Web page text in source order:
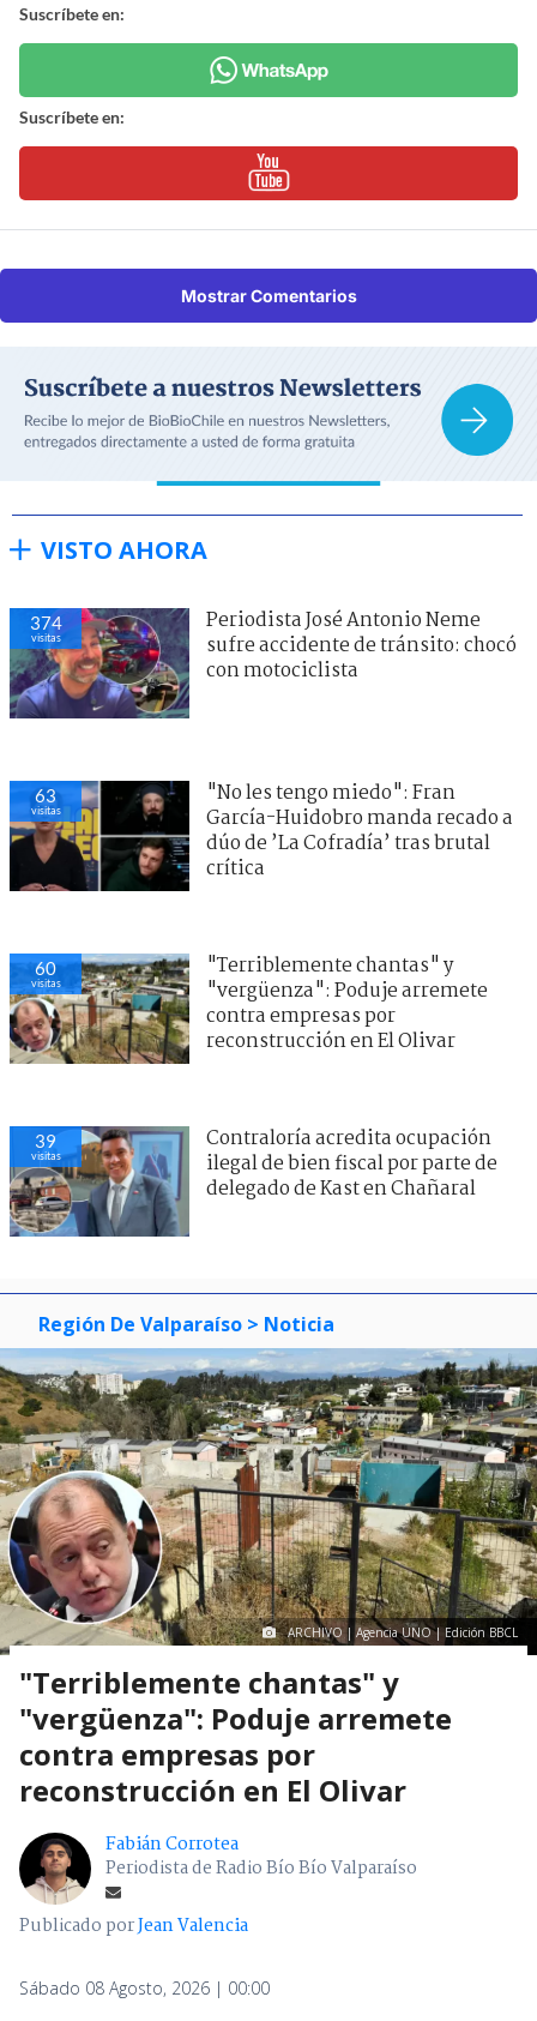
Suscríbete en:
Suscríbete en:
Mostrar Comentarios
VISTO AHORA
374
visitas
Periodista José Antonio Neme
sufre accidente de tránsito: chocó
con motociclista
63
visitas
"No les tengo miedo": Fran
García-Huidobro manda recado a
dúo de ’La Cofradía’ tras brutal
crítica
60
visitas
"Terriblemente chantas" y
"vergüenza": Poduje arremete
contra empresas por
reconstrucción en El Olivar
39
visitas
Contraloría acredita ocupación
ilegal de bien fiscal por parte de
delegado de Kast en Chañaral
Región De Valparaíso > Noticia
ARCHIVO | Agencia UNO | Edición BBCL
"Terriblemente chantas" y
"vergüenza": Poduje arremete
contra empresas por
reconstrucción en El Olivar
Fabián Corrotea
Periodista de Radio Bío Bío Valparaíso
Publicado porJean Valencia
Sábado 08 Agosto, 2026 | 00:00